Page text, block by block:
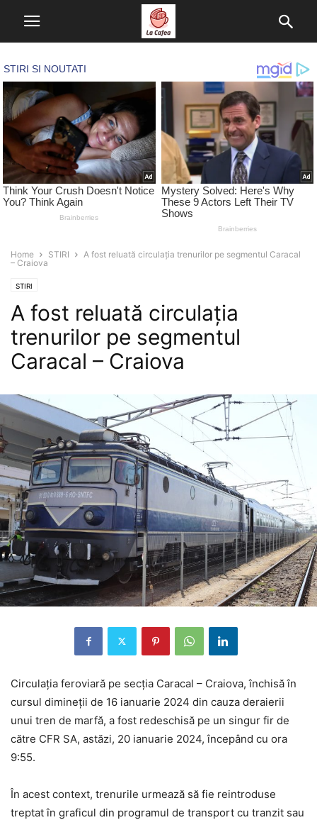
Home STIRI
A fost reluată circulația trenurilor pe segmentul Caracal
– Craiova
STIRI
A fost reluată circulația
trenurilor pe segmentul
Caracal – Craiova
Circulația feroviară pe secția Caracal – Craiova, închisă în
cursul dimineții de 16 ianuarie 2024 din cauza deraierii
unui tren de marfă, a fost redeschisă pe un singur fir de
către CFR SA, astăzi, 20 ianuarie 2024, începând cu ora
9:55.
În acest context, trenurile urmează să fie reintroduse
treptat în graficul din programul de transport cu tranzit sau